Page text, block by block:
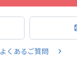
よくあるご質問